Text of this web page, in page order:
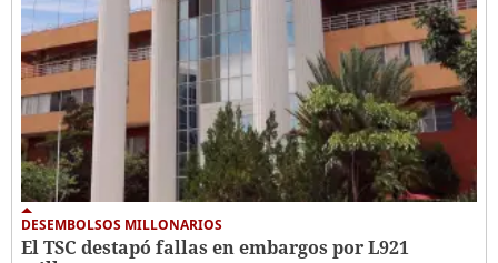
DESEMBOLSOS MILLONARIOS
El TSC destapó fallas en embargos por L921